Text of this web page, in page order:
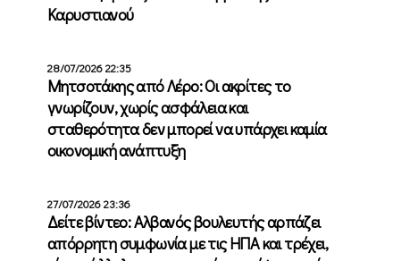
Καρυστιανού
28/07/2026 22:35
Μητσοτάκης από Λέρο: Οι ακρίτες το
γνωρίζουν, χωρίς ασφάλεια και
σταθερότητα δεν μπορεί να υπάρχει καμία
οικονομική ανάπτυξη
27/07/2026 23:36
Δείτε βίντεο: Αλβανός βουλευτής αρπάζει
απόρρητη συμφωνία με τις ΗΠΑ και τρέχει,